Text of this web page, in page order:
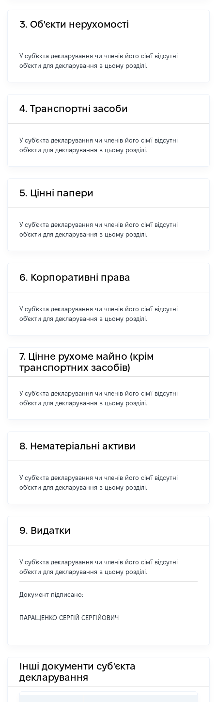
3. Об'єкти нерухомості
У суб'єкта декларування чи членів його сім'ї відсутні
об'єкти для декларування в цьому розділі.
4. Транспортні засоби
У суб'єкта декларування чи членів його сім'ї відсутні
об'єкти для декларування в цьому розділі.
5. Цінні папери
У суб'єкта декларування чи членів його сім'ї відсутні
об'єкти для декларування в цьому розділі.
6. Корпоративні права
У суб'єкта декларування чи членів його сім'ї відсутні
об'єкти для декларування в цьому розділі.
7. Цінне рухоме майно (крім
транспортних засобів)
У суб'єкта декларування чи членів його сім'ї відсутні
об'єкти для декларування в цьому розділі.
8. Нематеріальні активи
У суб'єкта декларування чи членів його сім'ї відсутні
об'єкти для декларування в цьому розділі.
9. Видатки
У суб'єкта декларування чи членів його сім'ї відсутні
об'єкти для декларування в цьому розділі.
Документ підписано:
ПАРАЩЕНКО СЕРГІЙ СЕРГІЙОВИЧ
Інші документи суб'єкта
декларування